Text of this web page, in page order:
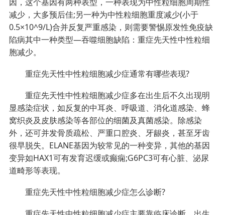
减少，大多预后佳;另一种为中性粒细胞重度减少(小于
0.5×10^9/L)合并反复严重感染，则需要警惕原发性免疫缺
陷病其中一种类型—吞噬细胞缺陷：重症先天性中性粒细
胞减少。
重症先天性中性粒细胞减少症通常有哪些表现?
重症先天性中性粒细胞减少症多在出生后不久出现明
显感染症状，如反复的中耳炎、呼吸道、消化道感染、蜂
窝织炎及皮肤感染等各部位的细菌及真菌感染。除感染
外，还可并发骨质疏松、严重口腔炎、牙龈炎，甚至牙齿
很早脱失。ELANE基因为较常见的一种变异，其他的基因
变异如HAX1可有发育迟缓或癫痫;G6PC3可有心脏、泌尿
道畸形等表现。
重症先天性中性粒细胞减少症怎么诊断?